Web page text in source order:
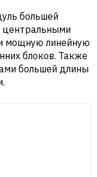
большей
центральными
мощную линейную
блоков. Также
большей длины